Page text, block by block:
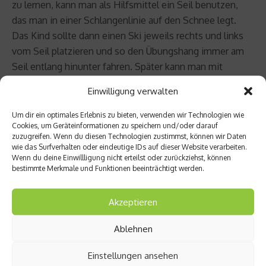
Einwilligung verwalten
Um dir ein optimales Erlebnis zu bieten, verwenden wir Technologien wie
Cookies, um Geräteinformationen zu speichern und/oder darauf
zuzugreifen. Wenn du diesen Technologien zustimmst, können wir Daten
wie das Surfverhalten oder eindeutige IDs auf dieser Website verarbeiten.
Wenn du deine Einwillligung nicht erteilst oder zurückziehst, können
bestimmte Merkmale und Funktionen beeinträchtigt werden.
Akzeptieren
Ablehnen
Einstellungen ansehen
zu lernen, kann man als Hilfsmittel ein Seil benutzen,
das man in einer Schlangenlinie auf den Schnee legt.
Das Kind sollte dann einen Ski jeweils rechts und links
vom Seil platzieren und so den Übungshang immer am
Seil entlang hinunter fahren. Später kann man mit
kinderspezifischen Hindernissen wie Blumen oder
Tieren einen Slalomkurs abstecken, den die Kinder dann
abfahren. Meistens reicht es, einen Kurs vorzuzeichnen,
damit das Kind durch Gewichtsverlagerung eigenständig
lernt, Kurven zu fahren.
Übung 5 – Vis-a-vis
Wenn das Kind nun einigermaßen sicher auf den Skiern
Kurven fahren kann, kann man die Hilfestellung durch die